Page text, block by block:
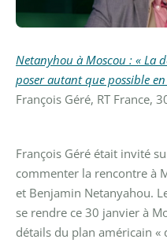
Netanyhou à Moscou : « La
poser autant que possible
François Géré, RT France,
François Géré était invité
commenter la rencontre à
et Benjamin Netanyahou.
se rendre ce 30 janvier à
détails du plan américain